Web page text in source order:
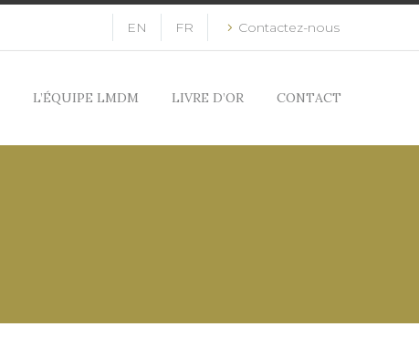
EN FR Contactez-nous
L’ÉQUIPE LMDM LIVRE D’OR CONTACT